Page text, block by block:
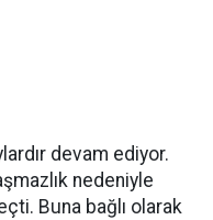
devam ediyor.
nedeniyle
Buna bağlı olarak